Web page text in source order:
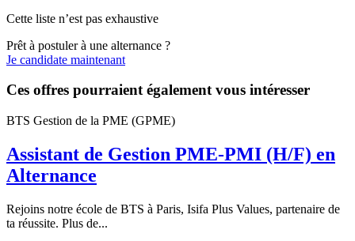
Cette liste n’est pas exhaustive
Prêt à postuler à une alternance ?
Je candidate maintenant
Ces offres pourraient également vous intéresser
BTS Gestion de la PME (GPME)
Assistant de Gestion PME-PMI (H/F) en
Alternance
Rejoins notre école de BTS à Paris, Isifa Plus Values, partenaire de
ta réussite. Plus de...